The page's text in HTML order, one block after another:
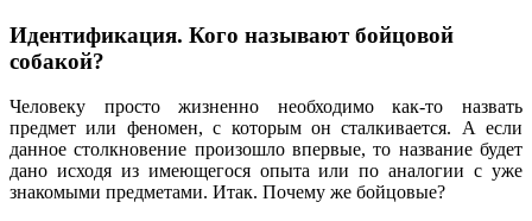
Идентификация. Кого называют бойцовой
собакой?
Человеку просто жизненно необходимо как-то назвать
предмет или феномен, с которым он сталкивается. А если
данное столкновение произошло впервые, то название будет
дано исходя из имеющегося опыта или по аналогии с уже
знакомыми предметами. Итак. Почему же бойцовые?